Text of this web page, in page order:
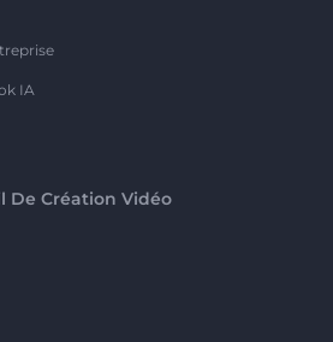
IA
De Création Vidéo